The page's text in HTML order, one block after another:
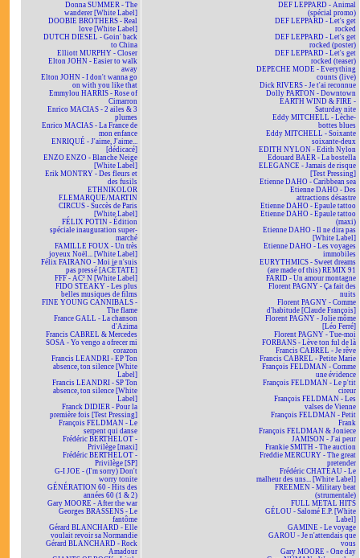
Donna SUMMER - The
wanderer [White Label]
DOOBIE BROTHERS - Real
love [White Label]
DUTCH DIESEL - Goin' back
to China
Elliott MURPHY - Closer
Elton JOHN - Easier to walk
away
Elton JOHN - I don't wanna go
on with you like that
Emmylou HARRIS - Rose of
Cimarron
Enrico MACIAS - 2 ailes & 3
plumes
Enrico MACIAS - La France de
mon enfance
ENRIQUÉ - J'aime, J'aime...
[dédicacé]
ENZO ENZO - Blanche Neige
[White Label]
Erik MONTRY - Des fleurs et
des fusils
ETHNIKOLOR
F.LEMARQUE/MARTIN
CIRCUS - Succès de Paris
[White Label]
FÉLIX POTIN - Édition
spéciale inauguration super-
marché
FAMILLE FOUX - Un très
joyeux Noël... [White Label]
Félix FAIRANO - Moi je n'suis
pas pressé [ACÉTATE]
FFF - AC² N [White Label]
FIDO STEAKY - Les plus
belles musiques de films
FINE YOUNG CANNIBALS -
The flame
France GALL - La chanson
d'Azima
Francis CABREL & Mercedes
SOSA - Yo vengo a ofrecer mi
corazon
Francis LEANDRI - EP Ton
absence, ton silence [White
Label]
Francis LEANDRI - SP Ton
absence, ton silence [White
Label]
Franck DIDIER - Pour la
première fois [Test Pressing]
François FELDMAN - Le
serpent qui danse
Frédéric BERTHELOT -
Privilège [maxi]
Frédéric BERTHELOT -
Privilège [SP]
G-I JOE - (I'm sorry) Don't
worry tonite
GÉNÉRATION 60 - Hits des
années 60 (1 & 2)
Gary MOORE - After the war
Georges BRASSENS - Le
fantôme
Gérard BLANCHARD - Elle
voulait revoir sa Normandie
Gérard BLANCHARD - Rock
Amadour
DEF LEPPARD - Animal
(spécial promo)
DEF LEPPARD - Let's get
rocked
DEF LEPPARD - Let's get
rocked (poster)
DEF LEPPARD - Let's get
rocked (teaser)
DEPECHE MODE - Everything
counts (live)
Dick RIVERS - Je t'ai reconnue
Dolly PARTON - Downtown
EARTH WIND & FIRE -
Saturday nite
Eddy MITCHELL - Lèche-
bottes blues
Eddy MITCHELL - Soixante
soixante-deux
EDITH NYLON - Edith Nylon
Edouard BAER - La bostella
ELEGANCE - Jamais de risque
[Test Pressing]
Etienne DAHO - Caribbean sea
Etienne DAHO - Des
attractions désastre
Etienne DAHO - Epaule tattoo
Etienne DAHO - Epaule tattoo
(maxi)
Etienne DAHO - Il ne dira pas
[White Label]
Etienne DAHO - Les voyages
immobiles
EURYTHMICS - Sweet dreams
(are made of this) REMIX 91
FARID - Un amour montagne
Florent PAGNY - Ça fait des
nuits
Florent PAGNY - Comme
d'habitude [Claude François]
Florent PAGNY - Jolie môme
[Léo Ferré]
Florent PAGNY - Tue-moi
FORBANS - Lève ton ful de là
Francis CABREL - Je rêve
Francis CABREL - Petite Marie
François FELDMAN - Comme
une évidence
François FELDMAN - Le p'tit
cireur
François FELDMAN - Les
valses de Vienne
François FELDMAN - Petit
Frank
François FELDMAN & Joniece
JAMISON - J'ai peur
Frankie SMITH - The auction
Freddie MERCURY - The great
pretender
Frédéric CHATEAU - Le
malheur des uns... [White Label]
FREEMEN - Military beat
(strumentale)
FULL METAL HITS
GÉLOU - Salomé E.P. [White
Label]
GAMINE - Le voyage
GAROU - Je n'attendais que
vous
Gary MOORE - One day